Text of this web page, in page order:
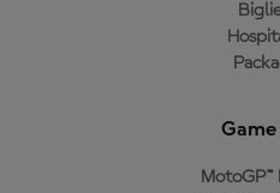
Game
MotoGP™